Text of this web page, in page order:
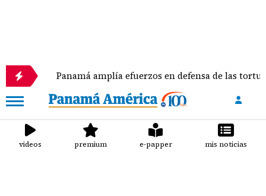
Panamá amplía efuerzos en defensa de las tortugas
videos premium e-papper mis noticias